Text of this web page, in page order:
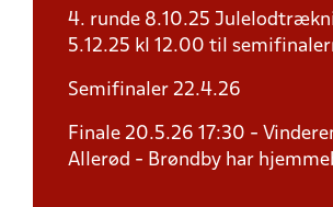
4. runde 8.10.25
5.12.25 kl 12.00 til
Semifinaler 22.4.26
Finale 20.5.26 17:30 -
Allerød - Brøndby har